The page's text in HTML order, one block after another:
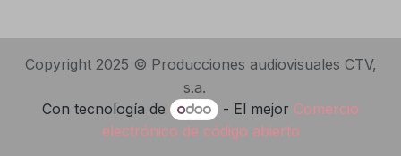
Copyright 2025 © Producciones audiovisuales CTV,
s.a.
Con tecnología de
- El mejor Comercio
electrónico de código abierto